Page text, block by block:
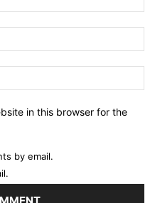
in this browser for the
by email.